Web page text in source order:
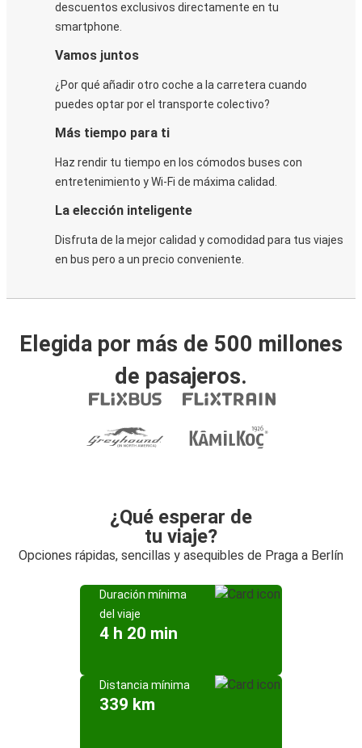
descuentos exclusivos directamente en tu
smartphone.
Vamos juntos
¿Por qué añadir otro coche a la carretera cuando
puedes optar por el transporte colectivo?
Más tiempo para ti
Haz rendir tu tiempo en los cómodos buses con
entretenimiento y Wi-Fi de máxima calidad.
La elección inteligente
Disfruta de la mejor calidad y comodidad para tus viajes
en bus pero a un precio conveniente.
Elegida por más de 500 millones
de pasajeros.
¿Qué esperar de
tu viaje?
Opciones rápidas, sencillas y asequibles de Praga a Berlín
Duración mínima
del viaje
4 h 20 min
Distancia mínima
339 km